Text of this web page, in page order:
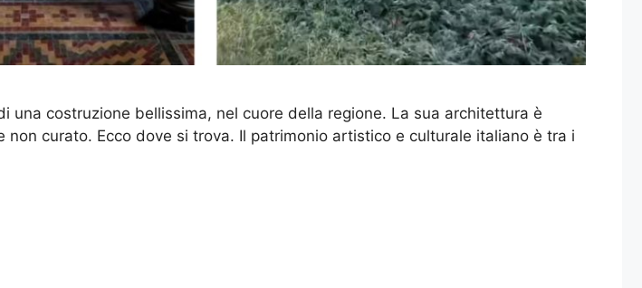
una costruzione bellissima, nel cuore della regione. La sua architettura è
curato. Ecco dove si trova. Il patrimonio artistico e culturale italiano è tra i